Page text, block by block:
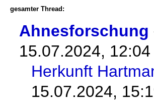
gesamter Thread:
Ahnesforschung
15.07.2024, 12:04
Herkunft
15.07.2024,